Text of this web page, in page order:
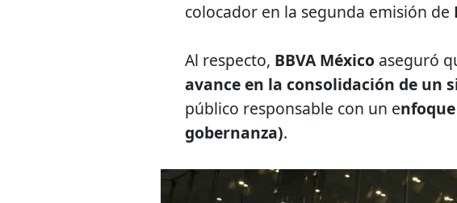
colocador en la segunda emisión de
Al respecto, BBVA México aseguró
avance en la consolidación de un
público responsable con un e
gobernanza).